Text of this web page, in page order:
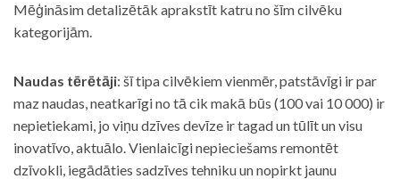
Mēģināsim detalizētāk aprakstīt katru no šīm cilvēku
kategorijām.
Naudas tērētāji: šī tipa cilvēkiem vienmēr, patstāvīgi ir par
maz naudas, neatkarīgi no tā cik makā būs (100 vai 10 000) ir
nepietiekami, jo viņu dzīves devīze ir tagad un tūlīt un visu
inovatīvo, aktuālo. Vienlaicīgi nepieciešams remontēt
dzīvokli, iegādāties sadzīves tehniku un nopirkt jaunu